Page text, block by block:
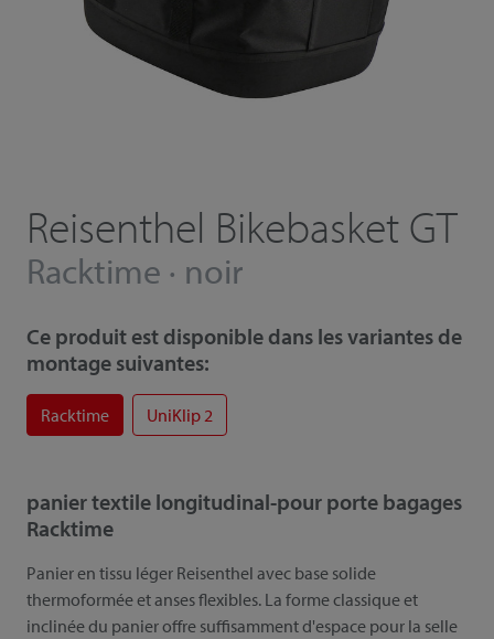
Reisenthel Bikebasket GT
Racktime · noir
Ce produit est disponible dans les variantes de
montage suivantes:
Racktime UniKlip 2
panier textile longitudinal-pour porte bagages
Racktime
Panier en tissu léger Reisenthel avec base solide
thermoformée et anses flexibles. La forme classique et
inclinée du panier offre suffisamment d'espace pour la selle